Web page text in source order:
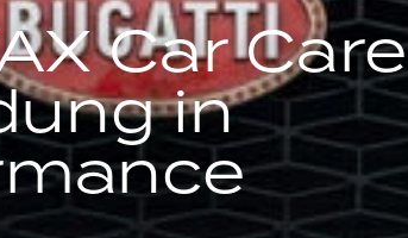
Car Care
in